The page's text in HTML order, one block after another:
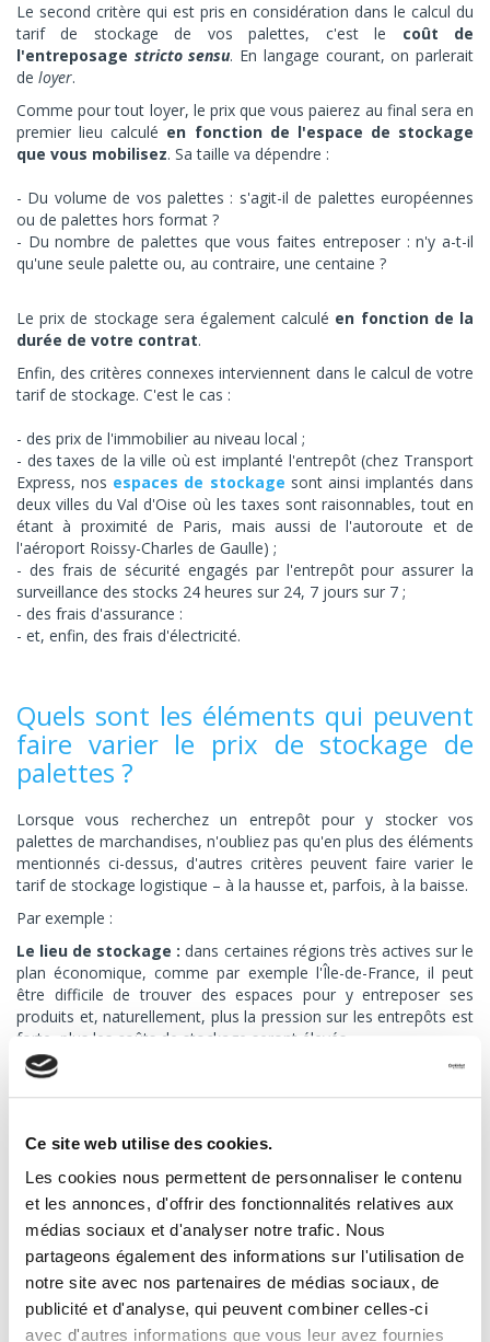
Ce site web utilise des cookies.
Les cookies nous permettent de personnaliser le contenu
et les annonces, d'offrir des fonctionnalités relatives aux
médias sociaux et d'analyser notre trafic. Nous
partageons également des informations sur l'utilisation de
notre site avec nos partenaires de médias sociaux, de
publicité et d'analyse, qui peuvent combiner celles-ci
avec d'autres informations que vous leur avez fournies
Le second critère qui est pris en considération dans le calcul du
tarif de stockage de vos palettes, c'est le coût de
l'entreposage stricto sensu. En langage courant, on parlerait
de loyer.
Comme pour tout loyer, le prix que vous paierez au final sera en
premier lieu calculé en fonction de l'espace de stockage
que vous mobilisez. Sa taille va dépendre :
Du volume de vos palettes : s'agit-il de palettes européennes
ou de palettes hors format ?
Du nombre de palettes que vous faites entreposer : n'y a-t-il
qu'une seule palette ou, au contraire, une centaine ?
Le prix de stockage sera également calculé en fonction de la
durée de votre contrat.
Enfin, des critères connexes interviennent dans le calcul de votre
tarif de stockage. C'est le cas :
des prix de l'immobilier au niveau local ;
des taxes de la ville où est implanté l'entrepôt (chez Transport
Express, nos espaces de stockage sont ainsi implantés dans
deux villes du Val d'Oise où les taxes sont raisonnables, tout en
étant à proximité de Paris, mais aussi de l'autoroute et de
l'aéroport Roissy-Charles de Gaulle) ;
des frais de sécurité engagés par l'entrepôt pour assurer la
surveillance des stocks 24 heures sur 24, 7 jours sur 7 ;
des frais d'assurance :
et, enfin, des frais d'électricité.
Quels sont les éléments qui peuvent
faire varier le prix de stockage de
palettes ?
Lorsque vous recherchez un entrepôt pour y stocker vos
palettes de marchandises, n'oubliez pas qu'en plus des éléments
mentionnés ci-dessus, d'autres critères peuvent faire varier le
tarif de stockage logistique – à la hausse et, parfois, à la baisse.
Par exemple :
Le lieu de stockage :dans certaines régions très actives sur le
plan économique, comme par exemple l'Île-de-France, il peut
être difficile de trouver des espaces pour y entreposer ses
produits et, naturellement, plus la pression sur les entrepôts est
forte, plus les coûts de stockage seront élevés.
La période de l'année :
il y a des moments qui sont
particulièrement chargés sur le plan logistique. C'est notamment
l'approche des fêtes. À cette période de l’année, les entrepôts
recruter des intérimaires et ils auront tendance à augmenter
leurs prix de manutention (vous pouvez souvent compter sur un
doublement des coûts de stockage par rapport au reste de
l'année...). Inversement, au moins de février, l'activité est
nettement moins intense et le prix de l'entreposage aura
tendance à diminuer.
La nature de vos produits :